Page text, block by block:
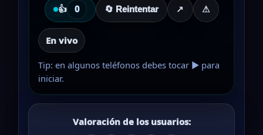
👍 0 🔄 Reintentar ↗ ⚠
En vivo
Tip: en algunos teléfonos debes tocar ▶ para
iniciar.
Valoración de los usuarios: